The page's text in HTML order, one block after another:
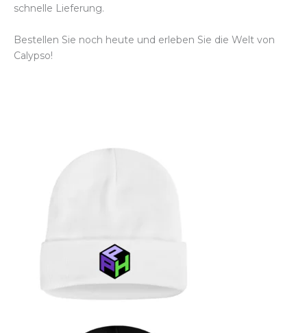
schnelle Lieferung.
Bestellen Sie noch heute und erleben Sie die Welt von
Calypso!